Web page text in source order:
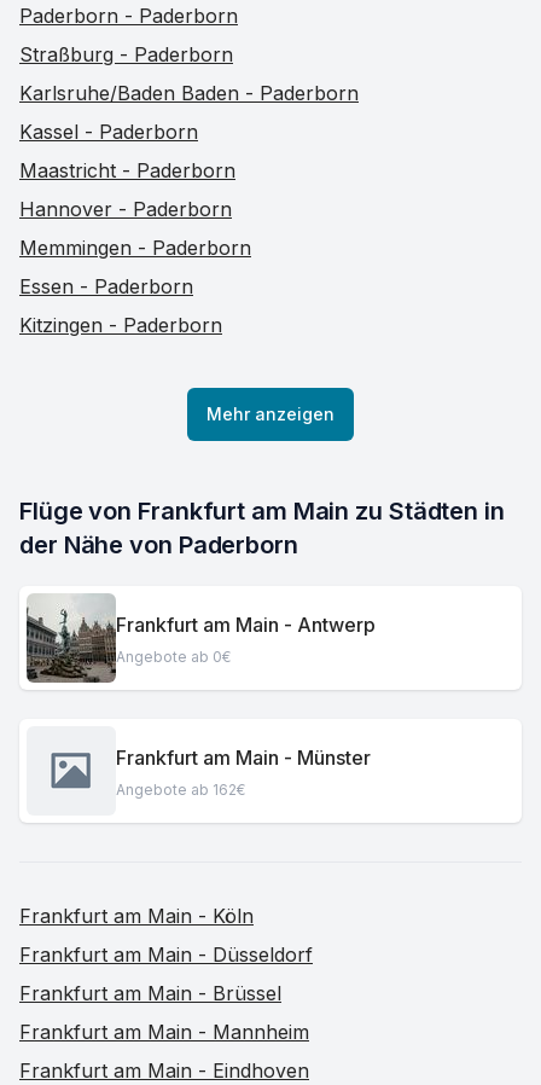
Paderborn - Paderborn
Straßburg - Paderborn
Karlsruhe/Baden Baden - Paderborn
Kassel - Paderborn
Maastricht - Paderborn
Hannover - Paderborn
Memmingen - Paderborn
Essen - Paderborn
Kitzingen - Paderborn
Mehr anzeigen
Flüge von Frankfurt am Main zu Städten in
der Nähe von Paderborn
Frankfurt am Main - Antwerp
Angebote ab 0€
Frankfurt am Main - Münster
Angebote ab 162€
Frankfurt am Main - Köln
Frankfurt am Main - Düsseldorf
Frankfurt am Main - Brüssel
Frankfurt am Main - Mannheim
Frankfurt am Main - Eindhoven